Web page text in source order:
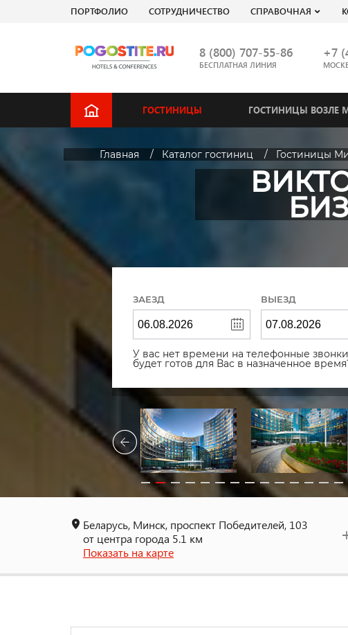
ПОРТФОЛИО СОТРУДНИЧЕСТВО СПРАВОЧНАЯ
8 (800) 707-55-86
БЕСПЛАТНАЯ ЛИНИЯ
+7
ГОСТИНИЦЫ ГОСТИНИЦЫ ВОЗЛЕ
Главная Каталог гостиниц Гостиницы
ЗАЕЗД ВЫЕЗД
У вас нет времени на телефонные
будет готов для Вас в назначенное
Беларусь, Минск, проспект Победителей, 103
от центра города 5.1 км
Показать на карте